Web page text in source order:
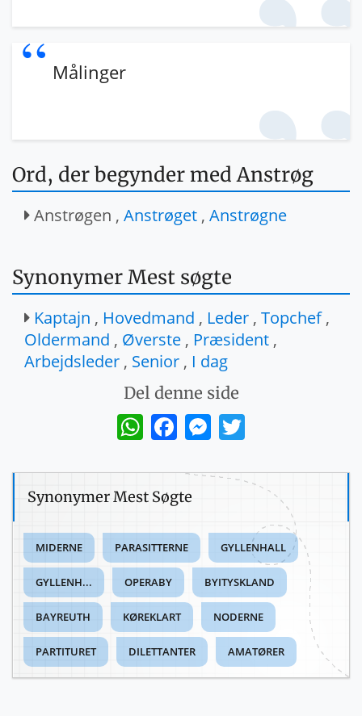
Målinger
Ord, der begynder med Anstrøg
Anstrøgen , Anstrøget , Anstrøgne
Synonymer Mest søgte
Kaptajn , Hovedmand , Leder , Topchef,
Oldermand , Øverste , Præsident ,
Arbejdsleder , Senior , I dag
Del denne side
WhatsAppFacebookMessenger
Synonymer Mest Søgte
MIDERNE PARASITTERNE GYLLENHALL
GYLLENH... OPERABY BYITYSKLAND
BAYREUTH KØREKLART NODERNE
PARTITURET DILETTANTER AMATØRER